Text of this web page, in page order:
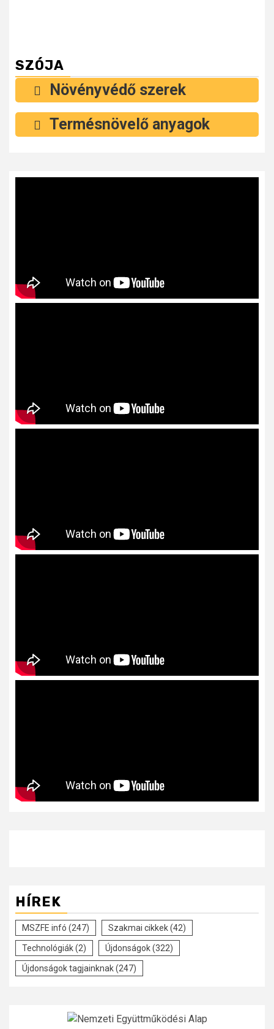
SZÓJA
Növényvédő szerek
Termésnövelő anyagok
HÍREK
MSZFE infó (247) Szakmai cikkek(42)
Technológiák(2) Újdonságok(322)
Újdonságok tagjainknak(247)